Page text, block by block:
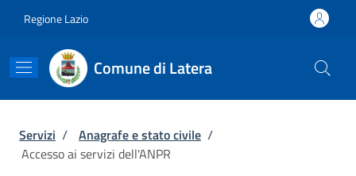
Regione Lazio
Comune di Latera
Briciole di pane
Servizi / Anagrafe e stato civile /
Accesso ai servizi dell'ANPR